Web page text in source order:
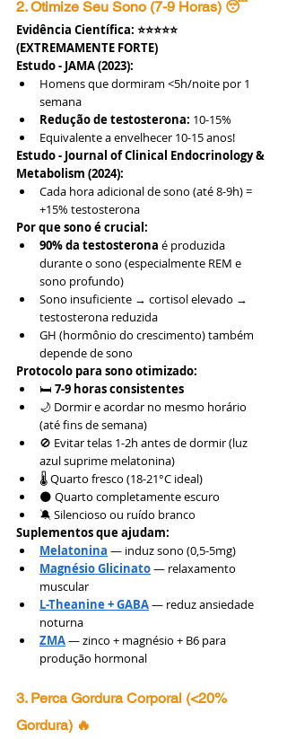
2. Otimize Seu Sono (7-9 Horas) 😴
Evidência Científica: ⭐⭐⭐⭐⭐
(EXTREMAMENTE FORTE)
Estudo - JAMA (2023):
Homens que dormiram <5h/noite por 1
semana
Redução de testosterona: 10-15%
Equivalente a envelhecer 10-15 anos!
Estudo - Journal of Clinical Endocrinology &
Metabolism (2024):
Cada hora adicional de sono (até 8-9h) =
+15% testosterona
Por que sono é crucial:
90% da testosterona é produzida
durante o sono (especialmente REM e
sono profundo)
Sono insuficiente → cortisol elevado →
testosterona reduzida
GH (hormônio do crescimento) também
depende de sono
Protocolo para sono otimizado:
🛏️ 7-9 horas consistentes
🌙 Dormir e acordar no mesmo horário
(até fins de semana)
🚫 Evitar telas 1-2h antes de dormir (luz
azul suprime melatonina)
🌡️ Quarto fresco (18-21°C ideal)
🌑 Quarto completamente escuro
🔕 Silencioso ou ruído branco
Suplementos que ajudam:
Melatonina — induz sono (0,5-5mg)
Magnésio Glicinato — relaxamento
muscular
L-Theanine + GABA — reduz ansiedade
noturna
ZMA — zinco + magnésio + B6 para
produção hormonal
3. Perca Gordura Corporal (<20%
Gordura) 🔥